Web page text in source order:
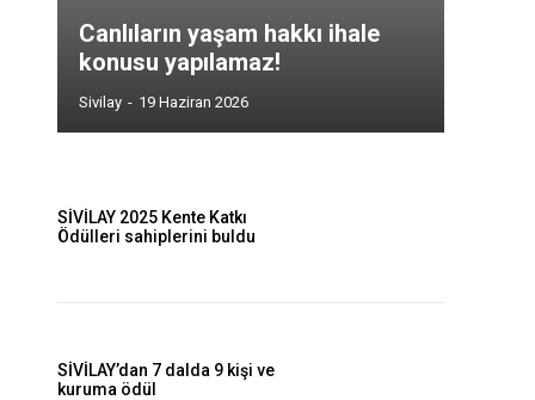
Canlıların yaşam hakkı ihale
konusu yapılamaz!
Sivilay - 19 Haziran 2026
SİVİLAY 2025 Kente Katkı
Ödülleri sahiplerini buldu
SİVİLAY’dan 7 dalda 9 kişi ve
kuruma ödül